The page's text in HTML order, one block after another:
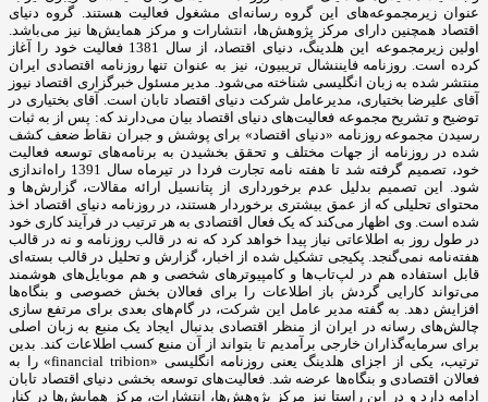
عنوان زیرمجموعه‌های این گروه رسانه‌ای مشغول فعالیت هستند. گروه دنیای
اقتصاد همچنین دارای مرکز پژوهش‌ها، انتشارات و مرکز همایش‌ها نیز می‌باشد.
اولین زیرمجموعه این هلدینگ، دنیای اقتصاد، از سال 1381 فعالیت خود را آغاز
کرده است. روزنامه فایننشال تریبیون، نیز به عنوان تنها روزنامه اقتصادی ایران
منتشر شده به زبان انگلیسی شناخته می‌شود. مدیر مسئول خبرگزاری اقتصاد نیوز
آقای علیرضا بختیاری، مدیرعامل شرکت دنیای اقتصاد تابان است. آقای بختیاری در
توضیح و تشریح مجموعه فعالیت‌های دنیای اقتصاد بیان می‌دارند که: پس از به ثبات
رسیدن مجموعه روزنامه «دنیای اقتصاد» برای پوشش و جبران نقاط ضعف کشف
شده در روزنامه از جهات مختلف و تحقق بخشیدن به برنامه‌های توسعه فعالیت
خود، تصمیم گرفته شد تا هفته نامه تجارت فردا در تیرماه سال 1391 راه‌اندازی
شود. این تصمیم بدلیل عدم برخورداری از پتانسیل ارائه مقالات، گزارش‌ها و
محتوای تحلیلی که از عمق بیشتری برخوردار هستند، در روزنامه دنیای اقتصاد اخذ
شده است. وی اظهار می‌کند که یک فعال اقتصادی به هر ترتیب در فرآیند کاری خود
در طول روز به اطلاعاتی نیاز پیدا خواهد کرد که نه در قالب روزنامه و نه در قالب
هفته‌نامه نمی‌گنجد. پکیجی تشکیل شده از اخبار، گزارش و تحلیل در قالب بسته‌ای
قابل استفاده هم در لپ‌تاب‌ها و کامپیوترهای شخصی و هم موبایل‌های هوشمند
می‌تواند کارایی گردش باز اطلاعات را برای فعالان بخش خصوصی و بنگاه‌ها
افزایش دهد. به گفته مدیر عامل این شرکت، در گام‌های بعدی برای مرتفع سازی
چالش‌های رسانه در ایران از منظر اقتصادی بدنبال ایجاد یک منبع به زبان اصلی
برای سرمایه‌گذاران خارجی برآمدیم تا بتواند از آن منبع کسب اطلاعات کند. بدین
ترتیب، یکی از اجزای هلدینگ یعنی روزنامه انگلیسی «financial tribion» را به
فعالان اقتصادی و بنگاه‌ها عرضه شد. فعالیت‌های توسعه بخشی دنیای اقتصاد تابان
ادامه دارد و در این راستا نیز مرکز پژوهش‌ها، انتشارات، مرکز همایش‌ها در کنار